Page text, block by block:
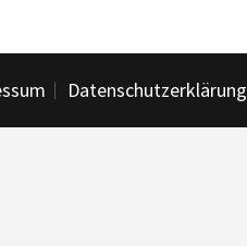
Datenschutzerklärung